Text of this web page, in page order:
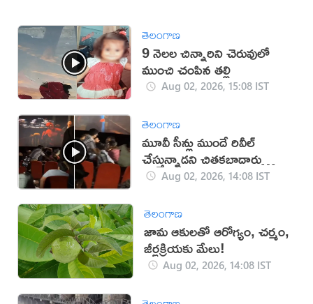
తెలంగాణ
9 నెలల చిన్నారిని చెరువులో
ముంచి చంపిన తల్లి
Aug 02, 2026, 15:08 IST
తెలంగాణ
మూవీ సీన్లు ముందే రివీల్
చేస్తున్నాడని చితకబాదారు
(వీడియో)
Aug 02, 2026, 14:08 IST
తెలంగాణ
జామ ఆకులతో ఆరోగ్యం, చర్మం,
జీర్ణక్రియకు మేలు!
Aug 02, 2026, 14:08 IST